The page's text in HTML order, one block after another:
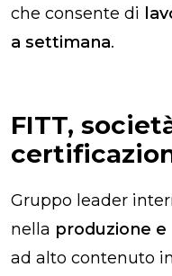
che consente di
a settimana.
FITT,
Gruppo leader
nella produzione
ad alto contenuto